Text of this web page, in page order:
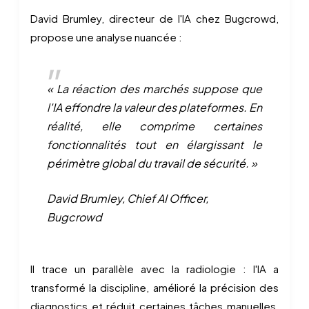
David Brumley, directeur de l'IA chez Bugcrowd,
propose une analyse nuancée :
« La réaction des marchés suppose que
l'IA effondre la valeur des plateformes. En
réalité, elle comprime certaines
fonctionnalités tout en élargissant le
périmètre global du travail de sécurité. »
David Brumley, Chief AI Officer,
Bugcrowd
Il trace un parallèle avec la radiologie : l'IA a
transformé la discipline, amélioré la précision des
diagnostics et réduit certaines tâches manuelles,